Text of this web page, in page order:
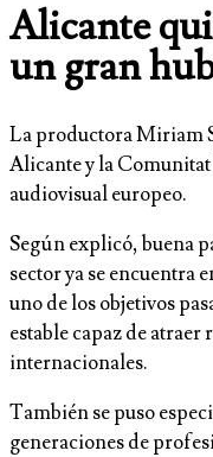
Alicante
un gran
La productora Miriam
Alicante y la
audiovisual europeo.
Según explicó, buena
sector ya se encuentra
uno de los objetivos
estable capaz de
internacionales.
También se puso
generaciones de